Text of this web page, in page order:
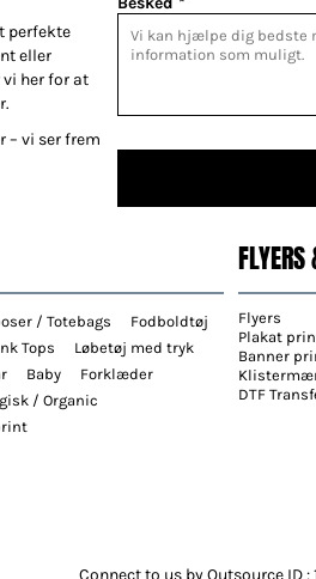
perfekte
eller
her for at
– vi ser frem
/ Totebags
Fodboldtøj
Tops
Løbetøj med tryk
Baby
Forklæder
/ Organic
FLYERS
Flyers
Plakat
Banner
DTF
Connect to us by Outsource ID :